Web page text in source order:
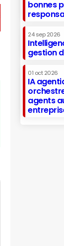
bonnes
24 sep 2026
gestion
01 oct 2026
IA
agents